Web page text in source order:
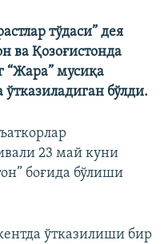
тўдаси” дея
ва Қозоғистонда
“Жара” мусиқа
бўлди.
23 май куни
боғида бўлиши
ўтказилиши бир